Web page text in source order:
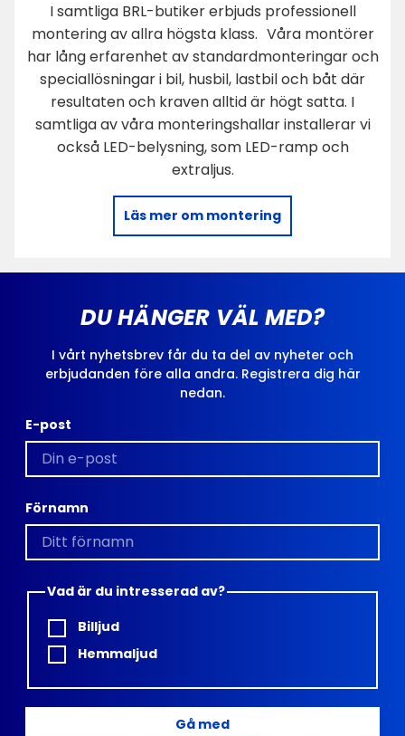
I samtliga BRL-butiker erbjuds professionell
montering av allra högsta klass. Våra montörer
har lång erfarenhet av standardmonteringar och
speciallösningar i bil, husbil, lastbil och båt där
resultaten och kraven alltid är högt satta. I
samtliga av våra monteringshallar installerar vi
också LED-belysning, som LED-ramp och
extraljus.
Läs mer om montering
DU HÄNGER VÄL MED?
I vårt nyhetsbrev får du ta del av nyheter och
erbjudanden före alla andra. Registrera dig här
nedan.
E-post
Förnamn
Vad är du intresserad av?
Billjud
Hemmaljud
Gå med